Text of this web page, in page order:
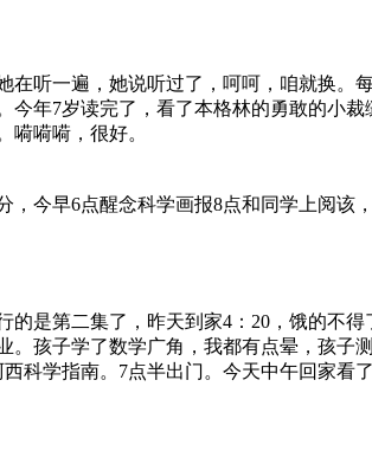
听一遍，她说听过了，呵呵，咱就换。
年7岁读完了，看了本格林的勇敢的小
嗬嗬，很好。
今早6点醒念科学画报8点和同学上阅该
是第二集了，昨天到家4：20，饿的不
孩子学了数学广角，我都有点晕，孩子
科学指南。7点半出门。今天中午回家看